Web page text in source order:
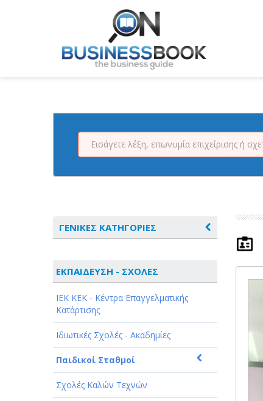
ΓΕΝΙΚΕΣ ΚΑΤΗΓΟΡΙΕΣ
ΑΘΛΗΤΙΣΜΟΣ
ΑΥΤΟΚΙΝΗΤΑ - ΜΗΧΑΝΕΣ - ΣΚΑΦΗ
ΔΙΑΣΚΕΔΑΣΗ - ΨΥΧΑΓΩΓΙΑ - ΤΕΧΝΕΣ
ΔΙΑΦΗΜΙΣΗ - ΜΜΕ
ΕΚΚΛΗΣΙΕΣ - ΦΙΛΑΝΘΡΩΠΙΚΑ
ΣΩΜΑΤΕΙΑ
ΕΚΠΑΙΔΕΥΣΗ - ΣΧΟΛΕΣ
ΙEK KEK - Κέντρα Επαγγελματικής
Κατάρτισης
Ιδιωτικές Σχολές - Ακαδημίες
Παιδικοί Σταθμοί
Σχολές Καλών Τεχνών